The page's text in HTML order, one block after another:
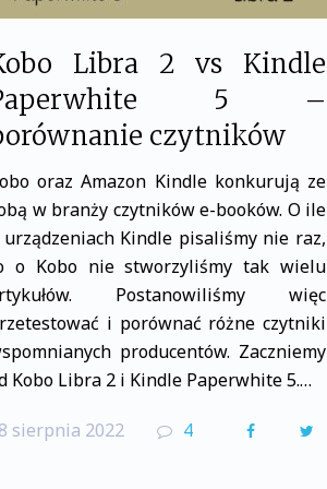
Libra 2 vs Kindle
5 –
czytników
oraz Amazon Kindle konkurują ze
w branży czytników e-booków. O ile
Kindle pisaliśmy nie raz,
o Kobo nie stworzyliśmy tak wielu
Postanowiliśmy więc
i porównać różne czytniki
producentów. Zaczniemy
Kobo Libra 2 i Kindle Paperwhite 5.…
sierpnia 2022 4
F